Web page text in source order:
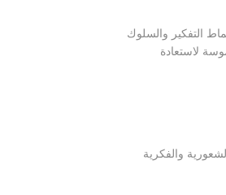
التفكير والسلوك
لاستعادة
والفكرية